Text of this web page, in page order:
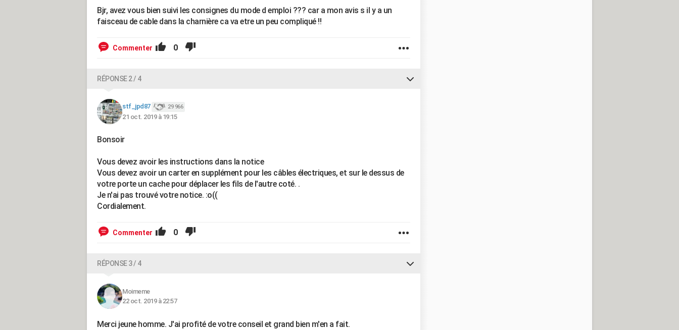
Bjr, avez vous bien suivi les consignes du mode d emploi ??? car a mon avis s il y a un
faisceau de cable dans la charnière ca va etre un peu compliqué !!
Commenter 0
RÉPONSE 2 / 4
stf_jpd87 29 966
21 oct. 2019 à 19:15
Bonsoir
Vous devez avoir les instructions dans la notice
Vous devez avoir un carter en supplément pour les câbles électriques, et sur le dessus de
votre porte un cache pour déplacer les fils de l'autre coté. .
Je n'ai pas trouvé votre notice. :o((
Cordialement.
Commenter 0
RÉPONSE 3 / 4
Moimeme
22 oct. 2019 à 22:57
Merci jeune homme. J'ai profité de votre conseil et grand bien m'en a fait.